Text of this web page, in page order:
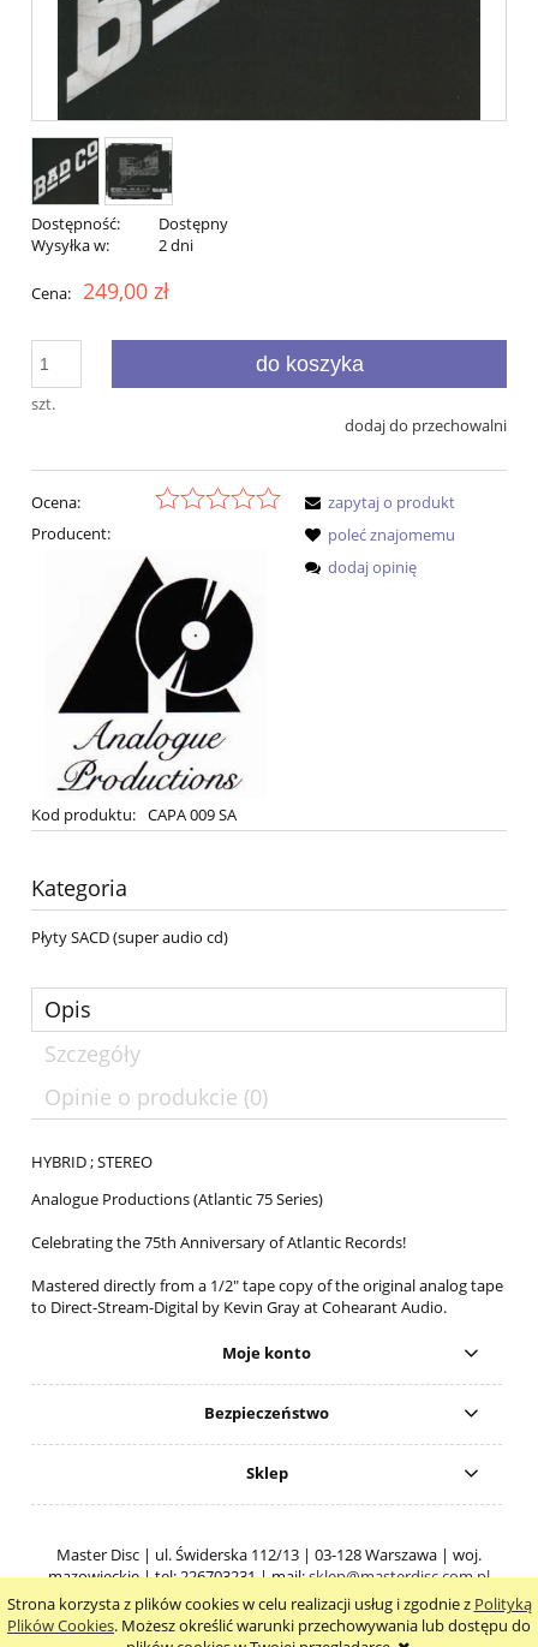
Strona korzysta z plików cookies w celu realizacji usług i zgodnie z Polityką
Plików Cookies. Możesz określić warunki przechowywania lub dostępu do
Dostępność:
Dostępny
Wysyłka w:
2 dni
Cena: 249,00 zł
szt.
do koszyka
dodaj do przechowalni
Ocena:
Producent:
Kod produktu: CAPA 009 SA
zapytaj o produkt
poleć znajomemu
dodaj opinię
Kategoria
Płyty SACD (super audio cd)
Opis
Szczegóły
Opinie o produkcie (0)
HYBRID ; STEREO
Analogue Productions (Atlantic 75 Series)
Celebrating the 75th Anniversary of Atlantic Records!
Mastered directly from a 1/2" tape copy of the original analog tape
to Direct-Stream-Digital by Kevin Gray at Cohearant Audio.
Moje konto
Bezpieczeństwo
Sklep
Master Disc | ul. Świderska 112/13 | 03-128 Warszawa | woj.
mazowieckie | tel: 226703231 | mail:sklep@masterdisc.com.pl
pokaż pełną wersję strony